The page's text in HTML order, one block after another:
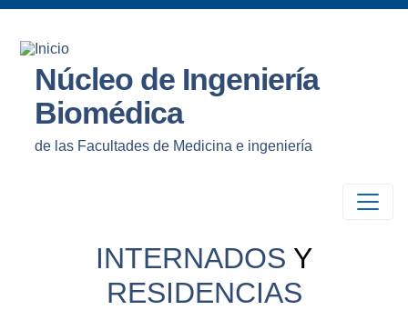
Núcleo de Ingeniería
Biomédica
de las Facultades de Medicina e ingeniería
INTERNADOS Y
RESIDENCIAS